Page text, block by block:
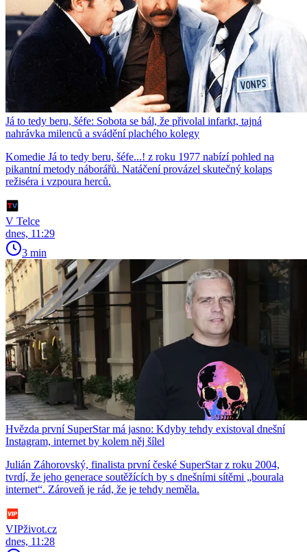
Já to tedy beru, šéfe: Sobota se bál, že přivolal infarkt, tajná
nahrávka milenců a svádění plachého kolegy
Komedie Já to tedy beru, šéfe...! z roku 1977 nabízí pohled na
pikantní metody náborářů. Natáčení provázel skutečný kolaps
režiséra i vzpoura herců.
V Telce
dnes, 11:29
3 min
Hvězda první SuperStar má jasno: Kdyby tehdy existoval dnešní
Instagram, internet by kolem něj šílel
Julián Záhorovský, finalista první české SuperStar z roku 2004,
tvrdí, že jeho generace soutěžících by s dnešními sítěmi „bourala
internet“. Zároveň je rád, že je tehdy neměla.
VIPživot.cz
dnes, 11:28